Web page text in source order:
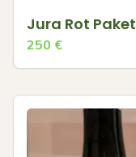
Jura Rot Paket
250 €